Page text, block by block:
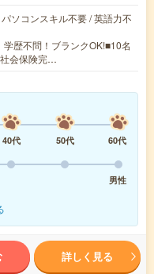
ソコンスキル不要 / 英語力不
歴不問！ブランクOK!■10名
会保険完…
40代 50代
60代
男性
詳しく見る